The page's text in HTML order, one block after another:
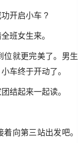
开启小车 ?
班女生来。
位就更完美了。男生
车终于开动了。
结起来一起读。
着向第三站出发吧。